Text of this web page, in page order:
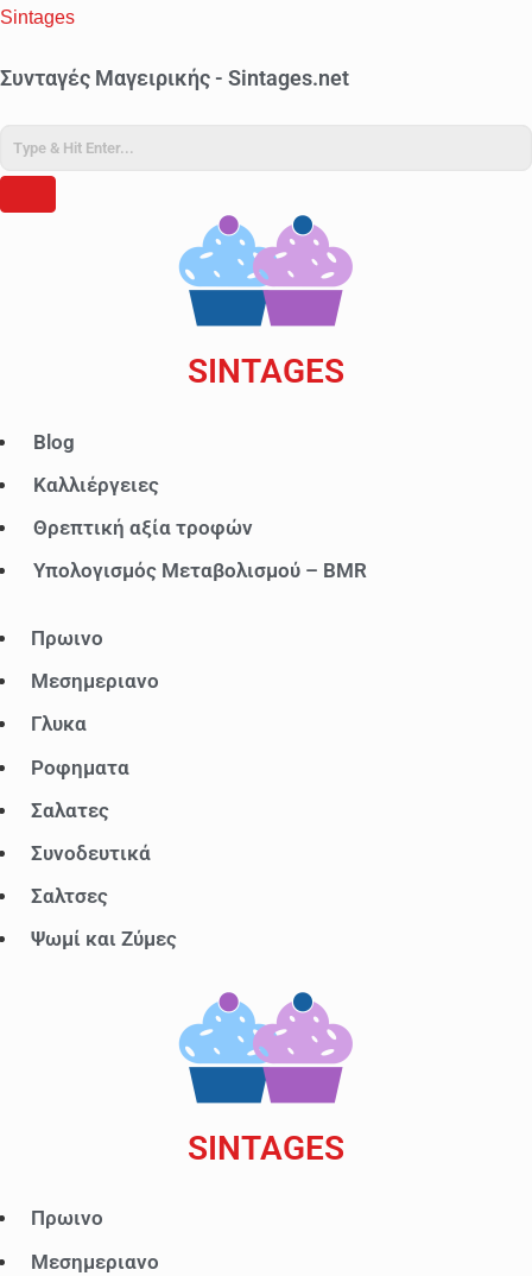
Sintages
Συνταγές Μαγειρικής - Sintages.net
SINTAGES
ΜενούBlog
Καλλιέργειες
Θρεπτική αξία τροφών
Υπολογισμός Μεταβολισμού – BMR
ΜενούΠρωινο
Μεσημεριανο
Γλυκα
Ροφηματα
Σαλατες
Συνοδευτικά
Σαλτσες
Ψωμί και Ζύμες
SINTAGES
ΜενούΠρωινο
Μεσημεριανο